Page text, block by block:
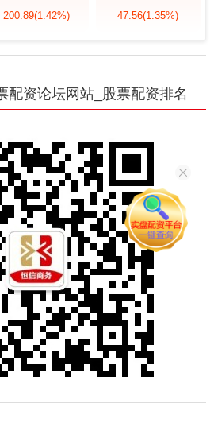
200.89(1.42%) 47.56(1.35%)
配资论坛网站_股票配资排名